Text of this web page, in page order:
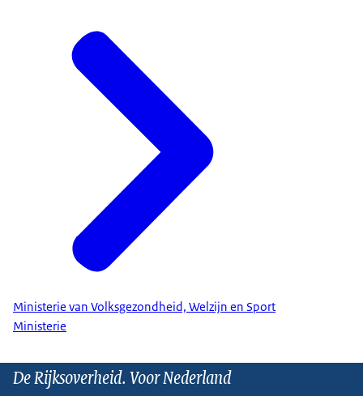
Ministerie van Volksgezondheid, Welzijn en Sport
Ministerie
De Rijksoverheid. Voor Nederland